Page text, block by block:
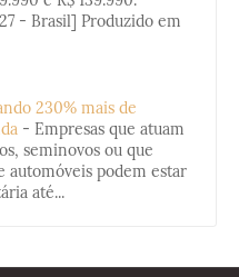
- Brasil] Produzido em
230% mais de
- Empresas que atuam
seminovos ou que
automóveis podem estar
até...